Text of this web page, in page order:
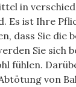
in
Es ist Ihre
dass Sie die
Sie sich
fühlen.
von